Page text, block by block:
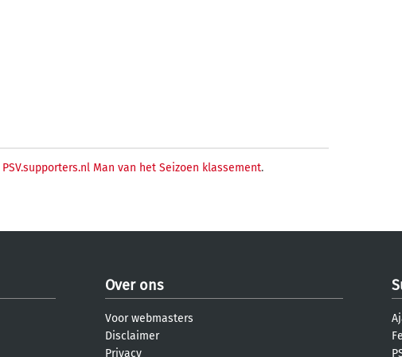
PSV.supporters.nl Man van het Seizoen klassement.
Over ons
Voor webmasters
Disclaimer
Privacy